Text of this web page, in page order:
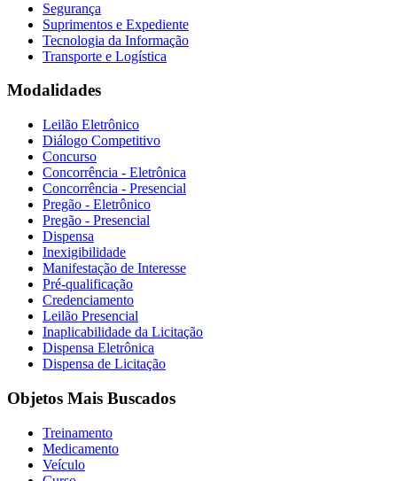
Segurança
Suprimentos e Expediente
Tecnologia da Informação
Transporte e Logística
Modalidades
Leilão Eletrônico
Diálogo Competitivo
Concurso
Concorrência - Eletrônica
Concorrência - Presencial
Pregão - Eletrônico
Pregão - Presencial
Dispensa
Inexigibilidade
Manifestação de Interesse
Pré-qualificação
Credenciamento
Leilão Presencial
Inaplicabilidade da Licitação
Dispensa Eletrônica
Dispensa de Licitação
Objetos Mais Buscados
Treinamento
Medicamento
Veículo